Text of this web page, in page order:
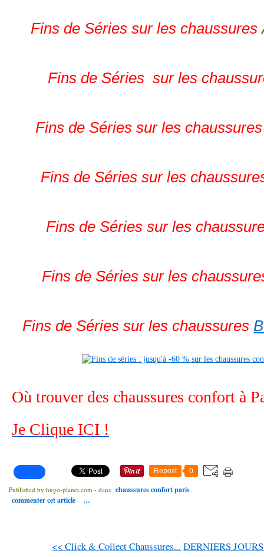
Fins de Séries sur les chaussures
Fins de Séries sur les
Fins de Séries sur les
Fins de Séries sur les
Fins de Séries sur les
Fins de Séries sur les
Fins de Séries sur les chaussures
Où trouver des chaussures confort à
Je Clique ICI !
Repost 0
Published by hugo-planet.com - dans chaussures confort paris
commenter cet article
…
<< Click & Collect Chaussures... DERNIERS